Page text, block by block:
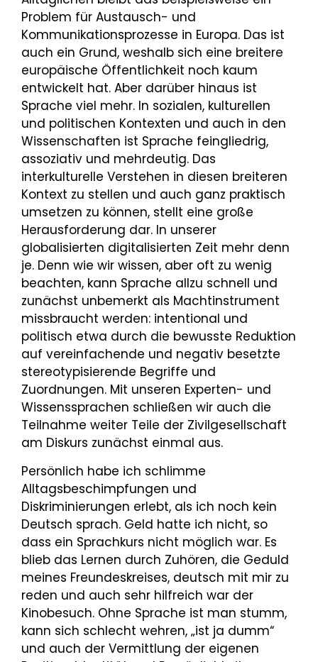
Problem für Austausch- und
Kommunikationsprozesse in Europa. Das ist
auch ein Grund, weshalb sich eine breitere
europäische Öffentlichkeit noch kaum
entwickelt hat. Aber darüber hinaus ist
Sprache viel mehr. In sozialen, kulturellen
und politischen Kontexten und auch in den
Wissenschaften ist Sprache feingliedrig,
assoziativ und mehrdeutig. Das
interkulturelle Verstehen in diesen breiteren
Kontext zu stellen und auch ganz praktisch
umsetzen zu können, stellt eine große
Herausforderung dar. In unserer
globalisierten digitalisierten Zeit mehr denn
je. Denn wie wir wissen, aber oft zu wenig
beachten, kann Sprache allzu schnell und
zunächst unbemerkt als Machtinstrument
missbraucht werden: intentional und
politisch etwa durch die bewusste Reduktion
auf vereinfachende und negativ besetzte
stereotypisierende Begriffe und
Zuordnungen. Mit unseren Experten- und
Wissenssprachen schließen wir auch die
Teilnahme weiter Teile der Zivilgesellschaft
am Diskurs zunächst einmal aus.
Persönlich habe ich schlimme
Alltagsbeschimpfungen und
Diskriminierungen erlebt, als ich noch kein
Deutsch sprach. Geld hatte ich nicht, so
dass ein Sprachkurs nicht möglich war. Es
blieb das Lernen durch Zuhören, die Geduld
meines Freundeskreises, deutsch mit mir zu
reden und auch sehr hilfreich war der
Kinobesuch. Ohne Sprache ist man stumm,
kann sich schlecht wehren, „ist ja dumm“
und auch der Vermittlung der eigenen